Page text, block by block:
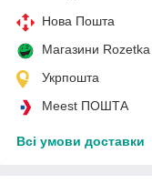
Нова Пошта
Магазини Rozetka
Укрпошта
Meest ПОШТА
Всі умови доставки